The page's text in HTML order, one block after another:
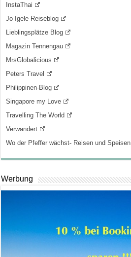
InstaThai
Jo Igele Reiseblog
Lieblingsplätze Blog
Magazin Tennengau
MrsGlobalicious
Peters Travel
Philippinen-Blog
Singapore my Love
Travelling The World
Verwandert
Wo der Pfeffer wächst- Reisen und Speisen
Werbung